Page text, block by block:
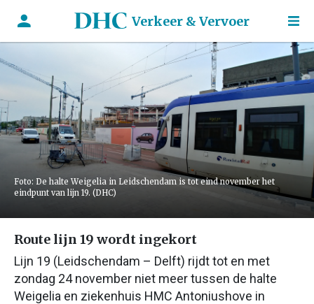
Verkeer & Vervoer
Foto: De halte Weigelia in Leidschendam is tot eind november het
eindpunt van lijn 19. (DHC)
Route lijn 19 wordt ingekort
Lijn 19 (Leidschendam – Delft) rijdt tot en met
zondag 24 november niet meer tussen de halte
Weigelia en ziekenhuis HMC Antoniushove in